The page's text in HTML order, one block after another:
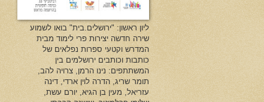
ליון ראשון: "ירושלים.בית" בואו לשמוע
שירה חדשה יצירות פרי לימוד מבית
המדרש וקטעי ספרות נפלאים של
כותבות וכותבים ירושלמים בין
המשתתפים: נינו הרמן, צרויה להב,
תומר שריג, הדרה לוין ארדי, דינה
עזריאל, מעין בן הגיא, יורם עשת,